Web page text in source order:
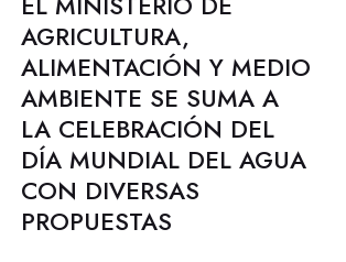
AGRICULTURA,
ALIMENTACIÓN Y MEDIO
AMBIENTE SE SUMA A
LA CELEBRACIÓN DEL
DÍA MUNDIAL DEL AGUA
CON DIVERSAS
PROPUESTAS